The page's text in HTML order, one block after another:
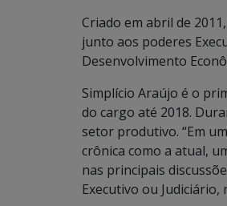
Criado em abril de
junto aos poderes
Desenvolvimento
Simplício Araújo é o
do cargo até 2018.
setor produtivo. “Em
crônica como a atual,
nas principais
Executivo ou